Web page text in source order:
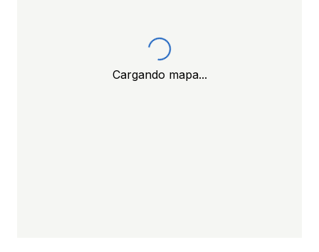
Cargando mapa...